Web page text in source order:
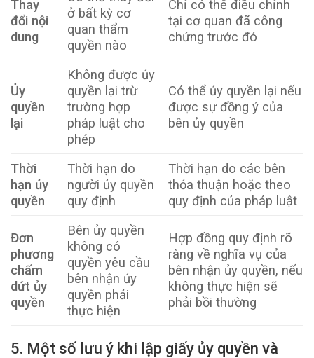
Thay
đổi nội
dung
ở bất kỳ cơ
quan thẩm
quyền nào
Chỉ có thể điều chỉnh
tại cơ quan đã công
chứng trước đó
Ủy
quyền
lại
Không được ủy
quyền lại trừ
trường hợp
pháp luật cho
phép
Có thể ủy quyền lại nếu
được sự đồng ý của
bên ủy quyền
Thời
hạn ủy
quyền
Thời hạn do
người ủy quyền
quy định
Thời hạn do các bên
thỏa thuận hoặc theo
quy định của pháp luật
Đơn
phương
chấm
dứt ủy
quyền
Bên ủy quyền
không có
quyền yêu cầu
bên nhận ủy
quyền phải
thực hiện
Hợp đồng quy định rõ
ràng về nghĩa vụ của
bên nhận ủy quyền, nếu
không thực hiện sẽ
phải bồi thường
5. Một số lưu ý khi lập giấy ủy quyền và